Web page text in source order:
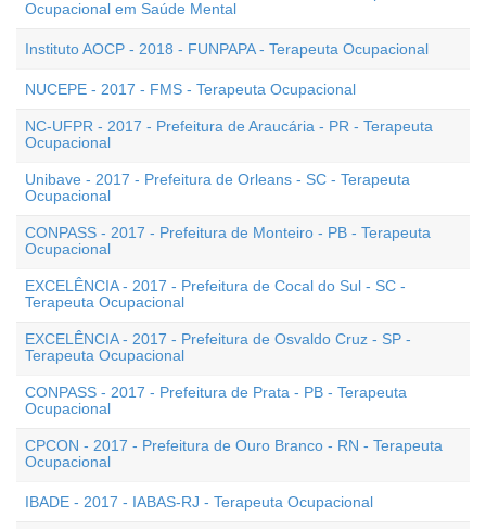
Ocupacional em Saúde Mental
Instituto AOCP - 2018 - FUNPAPA - Terapeuta Ocupacional
NUCEPE - 2017 - FMS - Terapeuta Ocupacional
NC-UFPR - 2017 - Prefeitura de Araucária - PR - Terapeuta
Ocupacional
Unibave - 2017 - Prefeitura de Orleans - SC - Terapeuta
Ocupacional
CONPASS - 2017 - Prefeitura de Monteiro - PB - Terapeuta
Ocupacional
EXCELÊNCIA - 2017 - Prefeitura de Cocal do Sul - SC -
Terapeuta Ocupacional
EXCELÊNCIA - 2017 - Prefeitura de Osvaldo Cruz - SP -
Terapeuta Ocupacional
CONPASS - 2017 - Prefeitura de Prata - PB - Terapeuta
Ocupacional
CPCON - 2017 - Prefeitura de Ouro Branco - RN - Terapeuta
Ocupacional
IBADE - 2017 - IABAS-RJ - Terapeuta Ocupacional